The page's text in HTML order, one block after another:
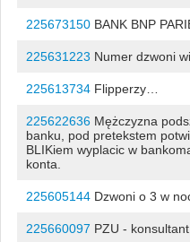
225673150BANK BNP
225631223 Numer dzwoni
225613734Flipperzy…
225622636Mężczyzna
banku, pod pretekstem
BLIKiem wyplacic w
konta.
225605144Dzwoni o 3 w
225660097 PZU - konsultant